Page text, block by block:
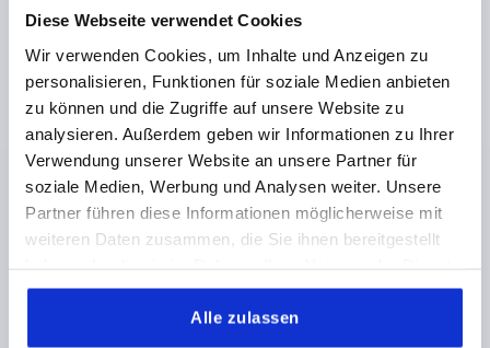
Diese Webseite verwendet Cookies
Wir verwenden Cookies, um Inhalte und Anzeigen zu
personalisieren, Funktionen für soziale Medien anbieten
zu können und die Zugriffe auf unsere Website zu
analysieren. Außerdem geben wir Informationen zu Ihrer
Verwendung unserer Website an unsere Partner für
soziale Medien, Werbung und Analysen weiter. Unsere
Partner führen diese Informationen möglicherweise mit
weiteren Daten zusammen, die Sie ihnen bereitgestellt
gesammelt haben.
Alle zulassen
K1114
Zunge für Drehriegel Edelstahl